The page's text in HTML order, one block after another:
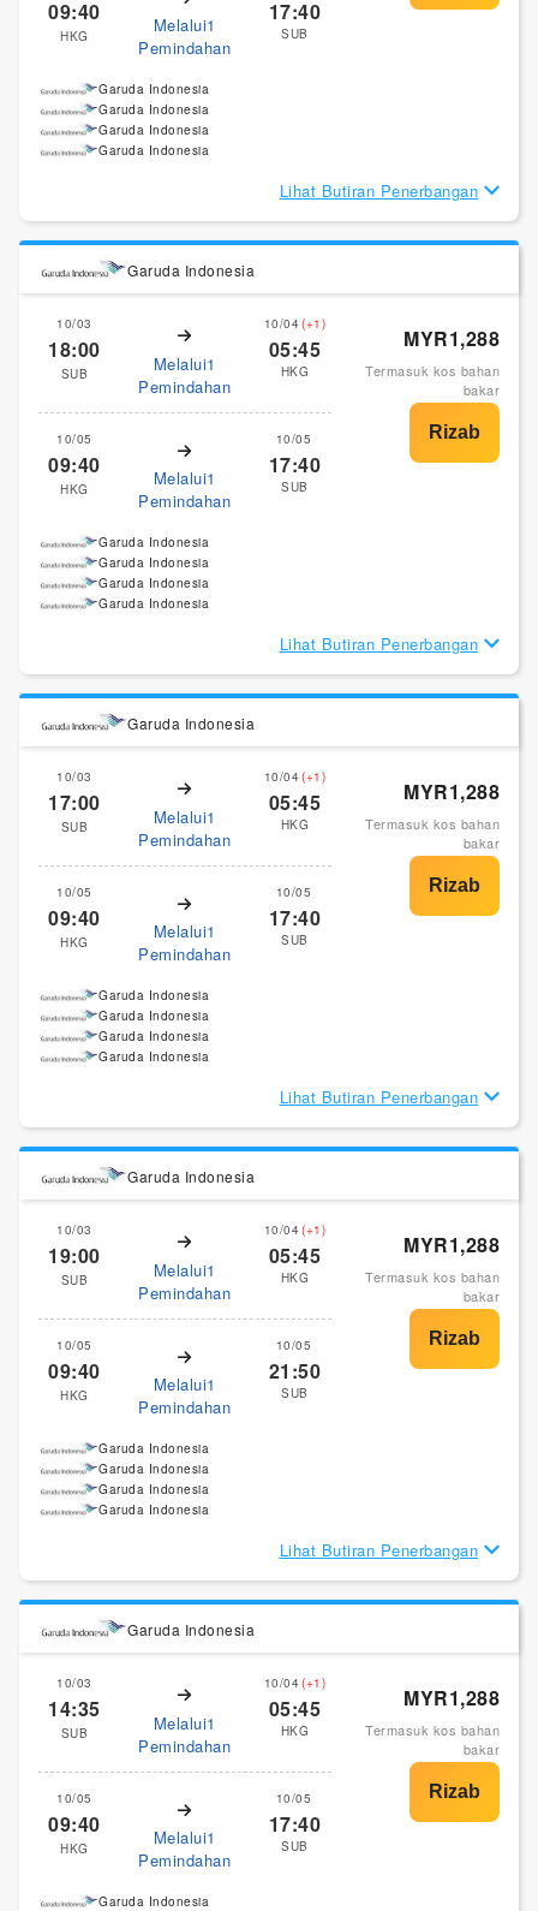
09:40
HKG
Melalui1
Pemindahan
17:40
SUB
Garuda Indonesia
Garuda Indonesia
Garuda Indonesia
Garuda Indonesia
Lihat Butiran Penerbangan
Garuda Indonesia
10/03
18:00
SUB
Melalui1
Pemindahan
10/04(+1)
05:45
HKG
10/05
09:40
HKG
Melalui1
Pemindahan
10/05
17:40
SUB
MYR1,288
Termasuk kos bahan
bakar
Garuda Indonesia
Garuda Indonesia
Garuda Indonesia
Garuda Indonesia
Lihat Butiran Penerbangan
Garuda Indonesia
10/03
17:00
SUB
Melalui1
Pemindahan
10/04(+1)
05:45
HKG
10/05
09:40
HKG
Melalui1
Pemindahan
10/05
17:40
SUB
MYR1,288
Termasuk kos bahan
bakar
Garuda Indonesia
Garuda Indonesia
Garuda Indonesia
Garuda Indonesia
Lihat Butiran Penerbangan
Garuda Indonesia
10/03
19:00
SUB
Melalui1
Pemindahan
10/04(+1)
05:45
HKG
10/05
09:40
HKG
Melalui1
Pemindahan
10/05
21:50
SUB
MYR1,288
Termasuk kos bahan
bakar
Garuda Indonesia
Garuda Indonesia
Garuda Indonesia
Garuda Indonesia
Lihat Butiran Penerbangan
Garuda Indonesia
10/03
14:35
SUB
Melalui1
Pemindahan
10/04(+1)
05:45
HKG
10/05
09:40
HKG
Melalui1
Pemindahan
10/05
17:40
SUB
MYR1,288
Termasuk kos bahan
bakar
Garuda Indonesia